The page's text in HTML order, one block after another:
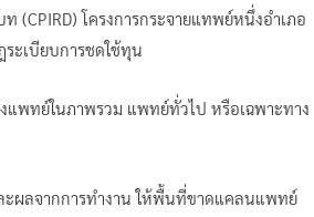
(CPIRD) โครงการกระจายแทพย์หนึ่งอำเภอ
ะเบียบการชดใช้ทุน
แพทย์ในภาพรวม แพทย์ทั่วไป หรือเฉพาะทาง
ผลจากการทำงาน ให้พื้นที่ขาดแคลนแพทย์